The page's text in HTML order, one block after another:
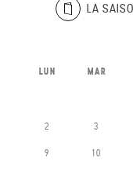
LA
LUN MAR
2 3
9 10